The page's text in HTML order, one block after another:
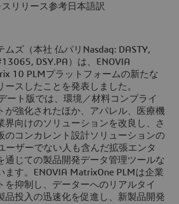
リリース参考日本語訳
ムズ（本社 仏パリNasdaq: DASTY,
DSY.PA）は、ENOVIA
10 PLMプラットフォームの新たな
ースしたことを発表しました。
ート版では、環境／材料コンプライ
が強化されたほか、アパレル、医療機
界向けのソリューションを改良し、さ
のコンカレント設計ソリューションの
ーザーでない人も含んだ拡張エンタ
通じての製品開発データ管理ツールな
ます。ENOVIA MatrixOne PLMは企業
を抑制し、データーへのリアルタイ
品投入の迅速化を促進し、新製品開発